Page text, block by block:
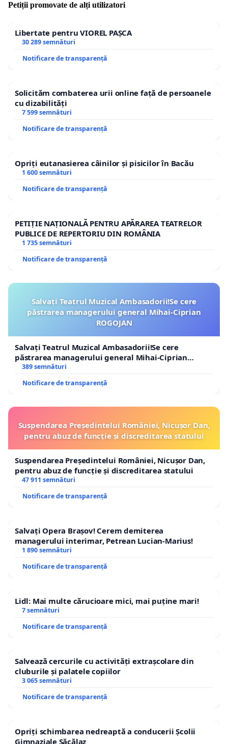
Petiții promovate de alți utilizatori
Libertate pentru VIOREL PAȘCA
30 289 semnături
Notificare de transparență
Solicităm combaterea urii online față de persoanele
cu dizabilități
7 599 semnături
Notificare de transparență
Opriți eutanasierea câinilor și pisicilor în Bacău
1 600 semnături
Notificare de transparență
PETIȚIE NAȚIONALĂ PENTRU APĂRAREA TEATRELOR
PUBLICE DE REPERTORIU DIN ROMÂNIA
1 735 semnături
Notificare de transparență
Salvați Teatrul Muzical Ambasadorii!Se cere
păstrarea managerului general Mihai-Ciprian
ROGOJAN
Salvați Teatrul Muzical Ambasadorii!Se cere
păstrarea managerului general Mihai-Ciprian
ROGOJAN
389 semnături
Notificare de transparență
Suspendarea Președintelui României, Nicușor Dan,
pentru abuz de funcție și discreditarea statului
Suspendarea Președintelui României, Nicușor Dan,
pentru abuz de funcție și discreditarea statului
47 911 semnături
Notificare de transparență
Salvați Opera Brașov! Cerem demiterea
managerului interimar, Petrean Lucian-Marius!
1 890 semnături
Notificare de transparență
Lidl: Mai multe cărucioare mici, mai puține mari!
7 semnături
Notificare de transparență
Salvează cercurile cu activități extrașcolare din
cluburile și palatele copiilor
3 065 semnături
Notificare de transparență
Opriți schimbarea nedreaptă a conducerii Școlii
Gimnaziale Săcălaz